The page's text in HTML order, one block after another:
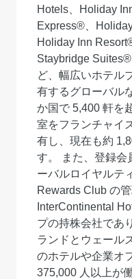
Hotels、Holiday
Express®、
Holiday Inn
Staybridge
ど、幅広いホテル
有するグローバル
か国で 5,400 軒を
室をフランチャイ
有し、現在も約
す。 また、登録会
ーバルロイヤルテ
Rewards Club の
InterContinental
プの持株会社であ
ランドとウェール
のホテルや企業オ
375,000 人以上が